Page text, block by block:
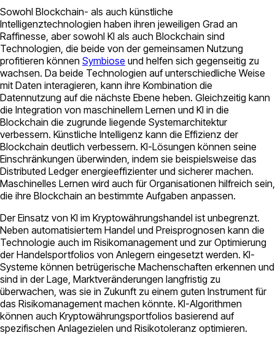
Sowohl Blockchain- als auch künstliche
Intelligenztechnologien haben ihren jeweiligen Grad an
Raffinesse, aber sowohl KI als auch Blockchain sind
Technologien, die beide von der gemeinsamen Nutzung
profitieren können Symbiose und helfen sich gegenseitig zu
wachsen. Da beide Technologien auf unterschiedliche Weise
mit Daten interagieren, kann ihre Kombination die
Datennutzung auf die nächste Ebene heben. Gleichzeitig kann
die Integration von maschinellem Lernen und KI in die
Blockchain die zugrunde liegende Systemarchitektur
verbessern. Künstliche Intelligenz kann die Effizienz der
Blockchain deutlich verbessern. KI-Lösungen können seine
Einschränkungen überwinden, indem sie beispielsweise das
Distributed Ledger energieeffizienter und sicherer machen.
Maschinelles Lernen wird auch für Organisationen hilfreich sein,
die ihre Blockchain an bestimmte Aufgaben anpassen.
Der Einsatz von KI im Kryptowährungshandel ist unbegrenzt.
Neben automatisiertem Handel und Preisprognosen kann die
Technologie auch im Risikomanagement und zur Optimierung
der Handelsportfolios von Anlegern eingesetzt werden. KI-
Systeme können betrügerische Machenschaften erkennen und
sind in der Lage, Marktveränderungen langfristig zu
überwachen, was sie in Zukunft zu einem guten Instrument für
das Risikomanagement machen könnte. KI-Algorithmen
können auch Kryptowährungsportfolios basierend auf
spezifischen Anlagezielen und Risikotoleranz optimieren.